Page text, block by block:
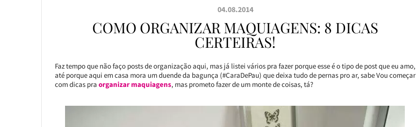
04.08.2014
COMO ORGANIZAR MAQUIAGENS: 8 DICAS
CERTEIRAS!
Faz tempo que não faço posts de organização aqui, mas já listei vários pra fazer porque esse é o tipo de post que eu amo,
até porque aqui em casa mora um duende da bagunça (#CaraDePau) que deixa tudo de pernas pro ar, sabe Vou começar
com dicas pra organizar maquiagens, mas prometo fazer de um monte de coisas, tá?